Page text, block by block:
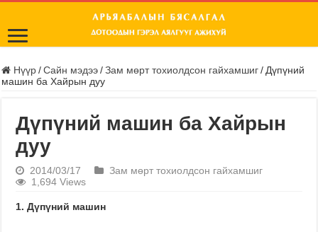
Нүүр / Сайн мэдээ / Зам мөрт тохиолдсон гайхамшиг / Дүпүний
машин ба Хайрын дуу
Дүпүний машин ба Хайрын
дуу
2014/03/17
Зам мөрт тохиолдсон гайхамшиг
1,694 Views
1. Дүпүний машин